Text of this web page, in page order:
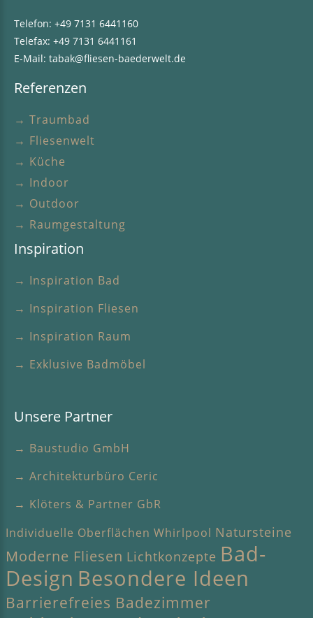
Telefon: +49 7131 6441160
Telefax: +49 7131 6441161
E-Mail: tabak@fliesen-baederwelt.de
Referenzen
→ Traumbad
→ Fliesenwelt
→ Küche
→ Indoor
→ Outdoor
→ Raumgestaltung
Inspiration
→ Inspiration Bad
→ Inspiration Fliesen
→ Inspiration Raum
→ Exklusive Badmöbel
Unsere Partner
→ Baustudio GmbH
→ Architekturbüro Ceric
→ Klöters & Partner GbR
Individuelle Oberflächen Whirlpool Natursteine
Moderne Fliesen Lichtkonzepte Bad-
Design Besondere Ideen
Barrierefreies Badezimmer